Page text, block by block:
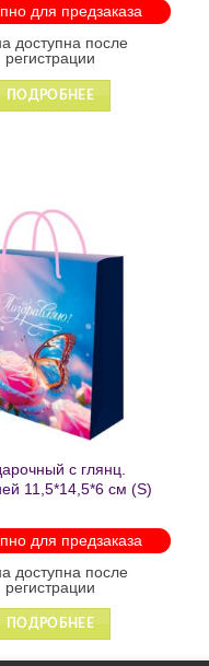
для предзаказа
доступна после
регистрации
ПОДРОБНЕЕ
Добавить
с глянц.
11,5*14,5*6 см (S)
для предзаказа
доступна после
регистрации
ПОДРОБНЕЕ